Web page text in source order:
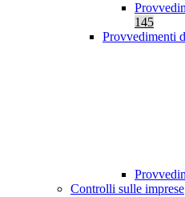
145
Provvedimenti
Controlli sulle imprese